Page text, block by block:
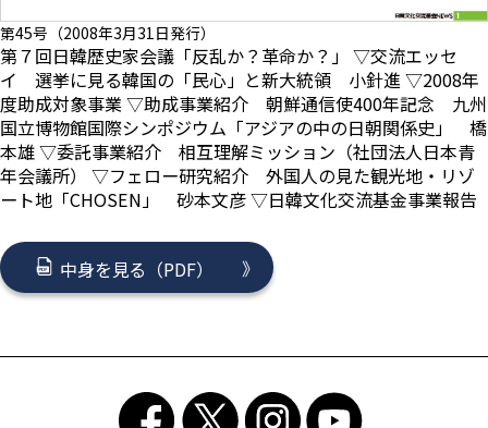
第45号（2008年3月31日発行）
第７回日韓歴史家会議「反乱か？革命か？」 ▽交流エッセ
イ 選挙に見る韓国の「民心」と新大統領 小針進 ▽2008年
度助成対象事業 ▽助成事業紹介 朝鮮通信使400年記念 九州
国立博物館国際シンポジウム「アジアの中の日朝関係史」 橋
本雄 ▽委託事業紹介 相互理解ミッション（社団法人日本青
年会議所） ▽フェロー研究紹介 外国人の見た観光地・リゾ
ート地「CHOSEN」 砂本文彦 ▽日韓文化交流基金事業報告
中身を見る（PDF）